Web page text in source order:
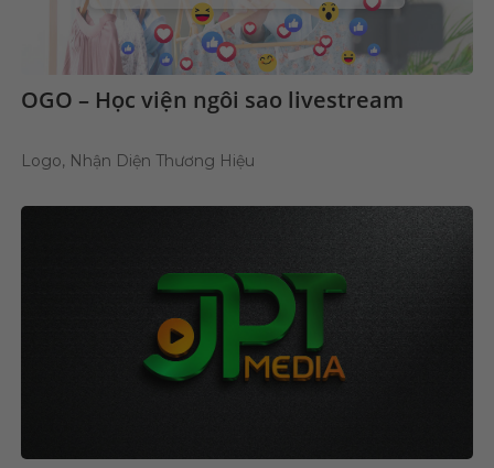
OGO – Học viện ngôi sao livestream
Logo, Nhận Diện Thương Hiệu